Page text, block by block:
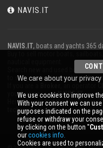
NAVIS.IT
NAVIS.IT, boats and yachts 365
Search new and used boats in
to sell your boat completely free
your business onNAVIS.IT.
Here you will find the latest
technical articles; stay updated
We care about your privacy
We use cookies to improve
With your consent we can
purposes indicated on the
refuse or withdraw your
by clicking on the button ''
ourcookies info.
Cookies are used to